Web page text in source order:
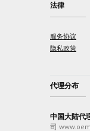
法律
服务协议
隐私政策
代理分布
中国大陆代
司